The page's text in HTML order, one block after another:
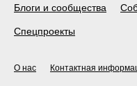
Блоги и сообщества
Спецпроекты
О нас Контактная